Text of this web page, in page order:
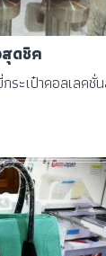
ดชิค
ระเป๋าคอลเลค